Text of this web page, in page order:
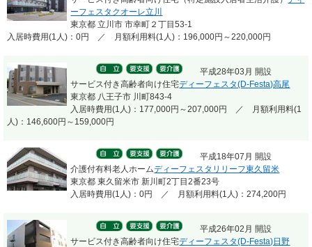
ーフェスタクオーレ立川
東京都 立川市 市幸町２丁目53-1
入居時費用(1人)：0円 ／ 月額利用料(1人)：196,000円～220,000円
平成28年03月 開設
サービス付き高齢者向け住宅ディーフェスタ(D-Festa)高尾
東京都 八王子市 川町843-4
入居時費用(1人)：177,000円～207,000円 ／ 月額利用料(1
人)：146,600円～159,000円
平成18年07月 開設
介護付有料老人ホームディーフェスタリリーフ東久留米
東京都 東久留米市 新川町2丁目2番23号
入居時費用(1人)：0円 ／ 月額利用料(1人)：274,200円
平成26年02月 開設
サービス付き高齢者向け住宅ディーフェスタ(D-Festa)日野